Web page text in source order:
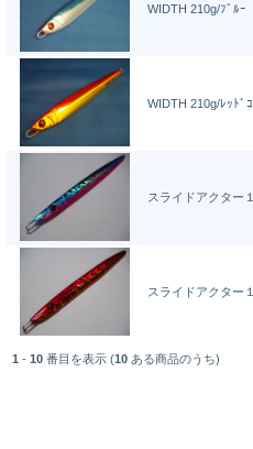
WIDTH 210g/ﾌﾞﾙｰ
WIDTH 210g/ﾚｯﾄﾞｺ
スライドアクター
スライドアクター
1 - 10 番目を表示 (10 ある商品のうち)